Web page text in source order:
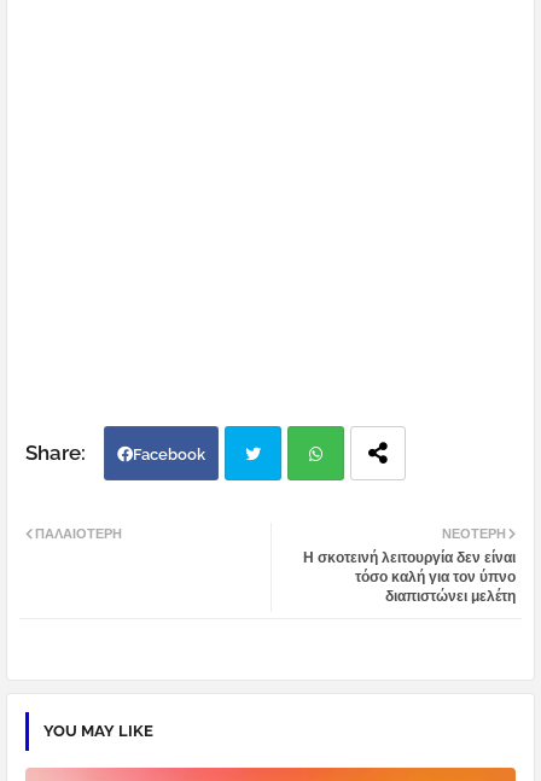
Facebook
atsa
ΝΕΌΤΕΡΗ
Η σκοτεινή λειτουργία δεν είναι
τόσο καλή για τον ύπνο
διαπιστώνει μελέτη
ΠΑΛΑΙΌΤΕΡΗ
YOU MAY LIKE